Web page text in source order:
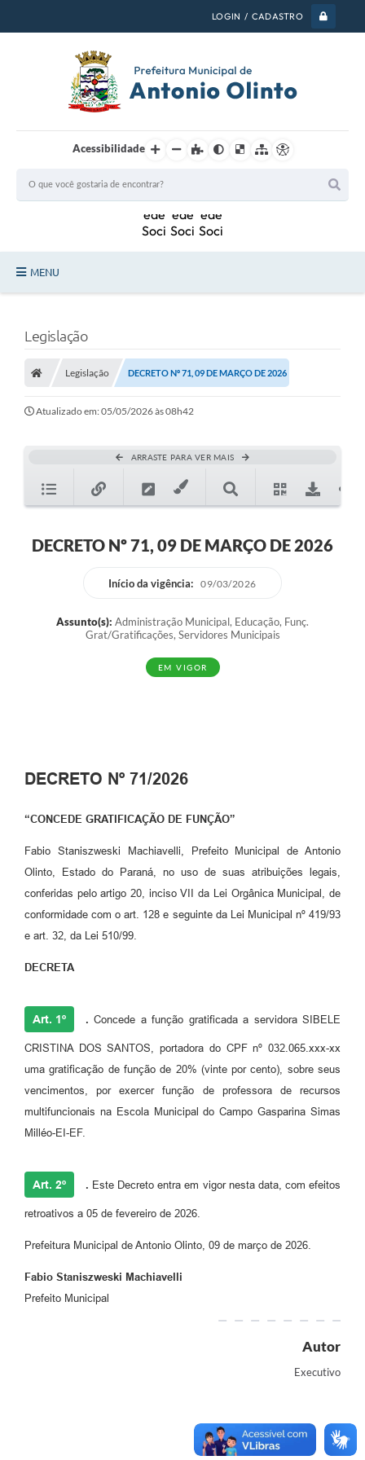
LOGIN / CADASTRO
Acessibilidade
MENU
Legislação
Secretarias
A Nossa Cidade
Plano Diretor 2025
Transparencia publica Agro Olinto
Carta de serviço ao usuario
Programa para Elaboração de Proposta
Resoluções
Portarias
Protocolo
Tributação Municipal
A Prefeitura
Informação ao Cidadão
Leis Municipais
Contratos
Legislação
Legislação DECRETO Nº 71, 09 DE MARÇO DE 2026
Atualizado em: 05/05/2026 às 08h42
ARRASTE PARA VER MAIS
DECRETO Nº 71, 09 DE MARÇO DE 2026
Início da vigência: 09/03/2026
Assunto(s): Administração Municipal, Educação, Funç.
Grat/Gratificações, Servidores Municipais
EM VIGOR
DECRETO Nº 71/2026
“CONCEDE GRATIFICAÇÃO DE FUNÇÃO”
Fabio Staniszweski Machiavelli, Prefeito Municipal de Antonio
Olinto, Estado do Paraná, no uso de suas atribuições legais,
conferidas pelo artigo 20, inciso VII da Lei Orgânica Municipal, de
conformidade com o art. 128 e seguinte da Lei Municipal nº 419/93
e art. 32, da Lei 510/99.
DECRETA
Art. 1º . Concede a função gratificada a servidora SIBELE
CRISTINA DOS SANTOS, portadora do CPF nº 032.065.xxx-xx
uma gratificação de função de 20% (vinte por cento), sobre seus
vencimentos, por exercer função de professora de recursos
multifuncionais na Escola Municipal do Campo Gasparina Simas
Milléo-EI-EF.
Art. 2º . Este Decreto entra em vigor nesta data, com efeitos
retroativos a 05 de fevereiro de 2026.
Prefeitura Municipal de Antonio Olinto, 09 de março de 2026.
Fabio Staniszweski Machiavelli
Prefeito Municipal
Autor
Executivo